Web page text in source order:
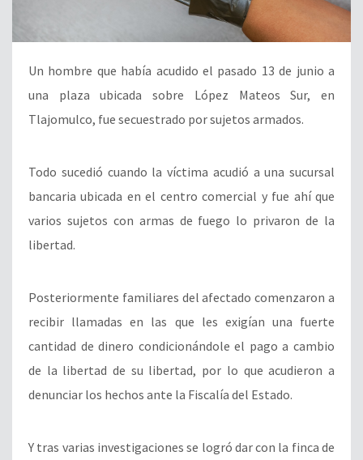
Un hombre que había acudido el pasado 13 de junio a
una plaza ubicada sobre López Mateos Sur, en
Tlajomulco, fue secuestrado por sujetos armados.
Todo sucedió cuando la víctima acudió a una sucursal
bancaria ubicada en el centro comercial y fue ahí que
varios sujetos con armas de fuego lo privaron de la
libertad.
Posteriormente familiares del afectado comenzaron a
recibir llamadas en las que les exigían una fuerte
cantidad de dinero condicionándole el pago a cambio
de la libertad de su libertad, por lo que acudieron a
denunciar los hechos ante la Fiscalía del Estado.
Y tras varias investigaciones se logró dar con la finca de